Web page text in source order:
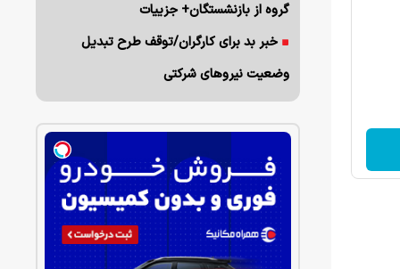
گروه از بازنشستگان+ جزییات
خبر بد برای کارگران/توقف طرح تبدیل
وضعیت نیروهای شرکتی